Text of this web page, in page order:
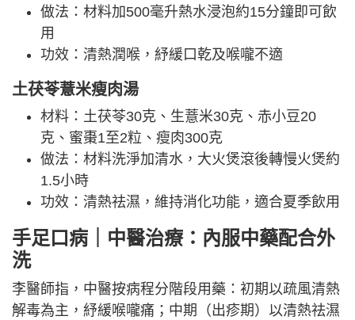
做法：材料加500毫升熱水浸泡約15分鐘即可飲
用
功效：清熱潤喉，紓緩口乾及喉嚨不適
土茯苓薏米瘦肉湯
材料：土茯苓30克、生薏米30克、赤小豆20
克、蜜棗1至2粒、瘦肉300克
做法：材料洗淨加清水，大火煲滾後轉慢火煲約
1.5小時
功效：清熱祛濕，維持消化功能，適合夏季飲用
手足口病｜中醫治療：內服中藥配合外
洗
李醫師指，中醫按病程分階段用藥：初期以疏風清熱
解毒為主，紓緩喉嚨痛；中期（出疹期）以清熱祛濕